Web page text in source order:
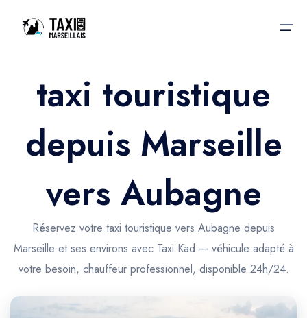
Accueil
Nos services
Nos services
Trajet Gare SNCF
Trajet Port croisière
Trajet Séminaire
Trajet Santé
Trajet Longue Distance
Taxis aéroport
Réservation
Actualités & évènements
Contactez-nous
taxi touristique
depuis Marseille
vers Aubagne
Réservez votre taxi touristique vers Aubagne depuis
Marseille et ses environs avec Taxi Kad — véhicule adapté à
votre besoin, chauffeur professionnel, disponible 24h/24.